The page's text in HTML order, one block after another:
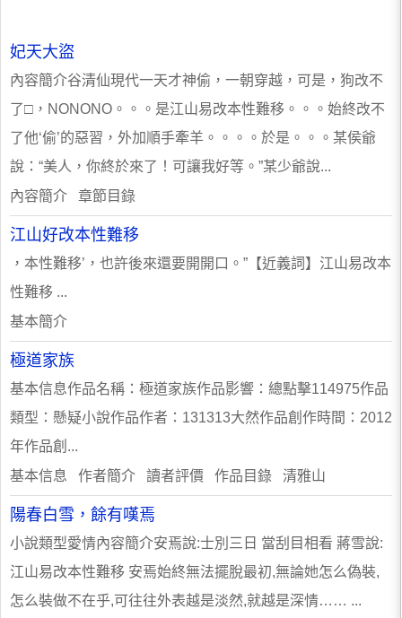
妃天大盜
內容簡介谷清仙現代一天才神偷，一朝穿越，可是，狗改不
了□，NONONO。。。是江山易改本性難移。。。始終改不
了他‘偷’的惡習，外加順手牽羊。。。。於是。。。某侯爺
說：“美人，你終於來了！可讓我好等。”某少爺說...
內容簡介 章節目錄
江山好改本性難移
，本性難移’，也許後來還要開開口。”【近義詞】江山易改本
性難移 ...
基本簡介
極道家族
基本信息作品名稱：極道家族作品影響：總點擊114975作品
類型：懸疑小說作品作者：131313大然作品創作時間：2012
年作品創...
基本信息 作者簡介 讀者評價 作品目錄 清雅山
陽春白雪，餘有嘆焉
小說類型愛情內容簡介安焉說:士別三日 當刮目相看 蔣雪說:
江山易改本性難移 安焉始終無法擺脫最初,無論她怎么偽裝,
怎么裝做不在乎,可往往外表越是淡然,就越是深情…… ...